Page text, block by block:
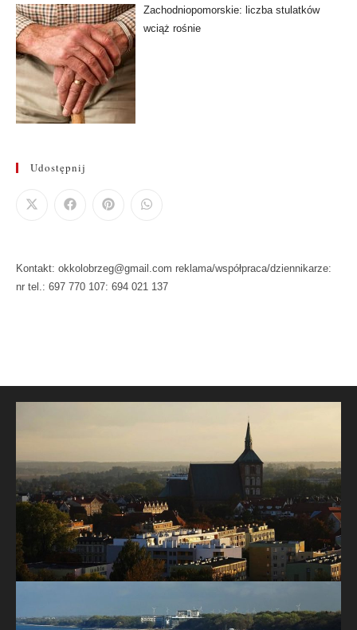
Zachodniopomorskie: liczba stulatków
wciąż rośnie
Udostępnij
Kontakt: okkolobrzeg@gmail.com reklama/współpraca/dziennikarze:
nr tel.: 697 770 107: 694 021 137